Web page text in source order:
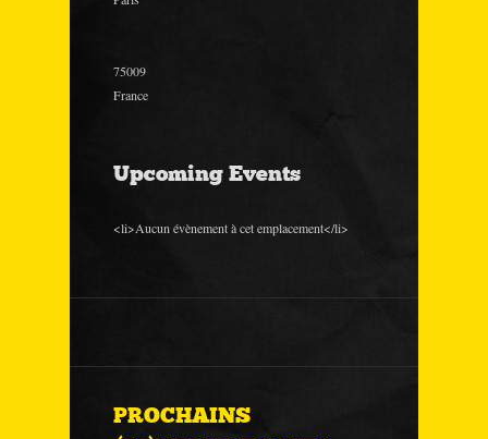
75009
France
Upcoming Events
<li>Aucun évènement à cet emplacement</li>
PROCHAINS